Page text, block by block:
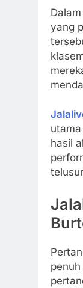
Dalam
yang
hasil